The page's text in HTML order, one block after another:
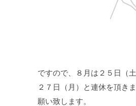
ですので、８月は２５日（
２７日（月）と連休を頂き
願い致します。